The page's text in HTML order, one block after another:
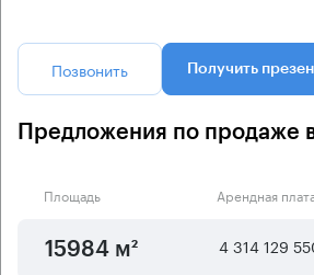
Позвонить Получить
Предложения по продаже
Площадь Арендная
15984 м² 4 314 129